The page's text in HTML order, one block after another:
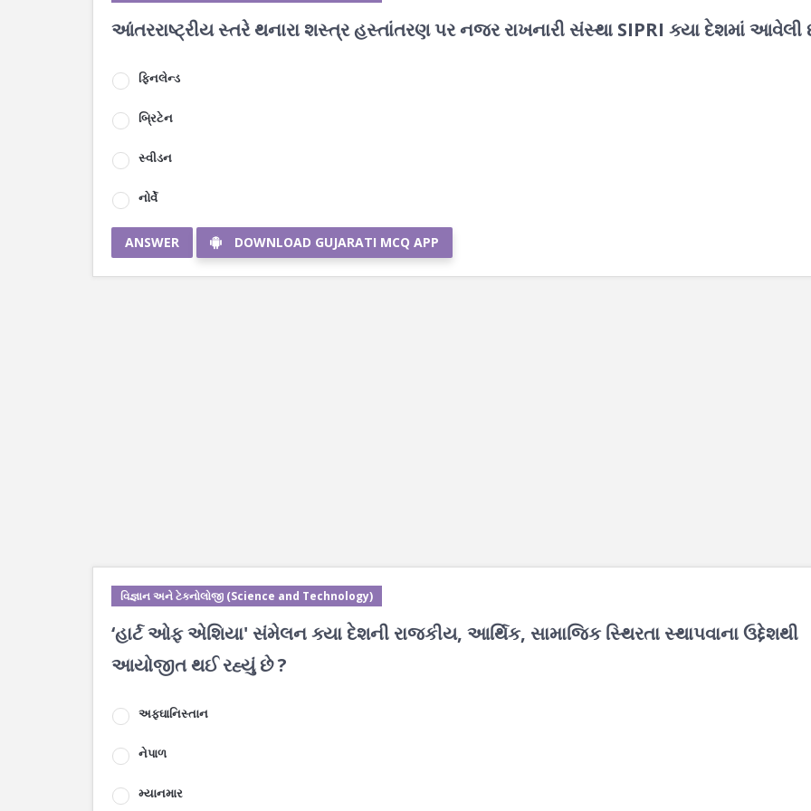
આંતરરાષ્ટ્રીય સ્તરે થનારા શસ્ત્ર હસ્તાંતરણ પર નજર રાખનારી સંસ્થા SIPRI ક્યા દેશમાં આવેલી
ફિનલેન્ડ
બ્રિટેન
સ્વીડન
નોર્વે
ANSWER DOWNLOAD GUJARATI MCQ APP
વિજ્ઞાન અને ટેકનોલોજી (Science and Technology)
‘હાર્ટ ઓફ એશિયા' સંમેલન ક્યા દેશની રાજકીય, આર્થિક, સામાજિક સ્થિરતા સ્થાપવાના ઉદ્દેશથી
આયોજીત થઈ રહ્યું છે ?
અફઘાનિસ્તાન
નેપાળ
મ્યાનમાર